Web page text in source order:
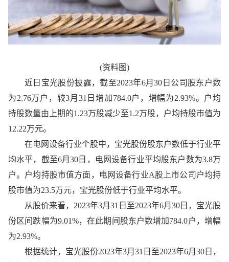
(资料图)
近日宝光股份披露，截至2023年6月30日公司股东户数
为2.76万户，较3月31日增加784.0户，增幅为2.93%。户均
持股数量由上期的1.23万股减少至1.2万股，户均持股市值为
12.22万元。
在电网设备行业个股中，宝光股份股东户数低于行业平
均水平，截至6月30日，电网设备行业平均股东户数为3.8万
户。户均持股市值方面，电网设备行业A股上市公司户均持
股市值为23.5万元，宝光股份低于行业平均水平。
从股价来看，2023年3月31日至2023年6月30日，宝光股
份区间跌幅为9.01%，在此期间股东户数增加784.0户，增幅
为2.93%。
根据统计，宝光股份2023年3月31日至2023年6月30日，